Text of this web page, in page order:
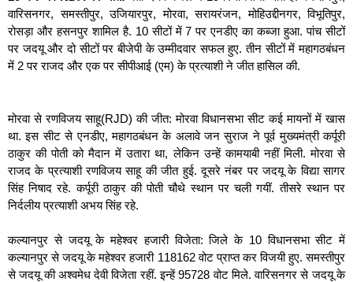
वारिसनगर, समस्तीपुर, उजियारपुर, मोरवा, सरायरंजन, मोहिउद्दीनगर, विभूतिपुर,
रोसड़ा और हसनपुर शामिल है. 10 सीटों में 7 पर एनडीए का कब्जा हुआ. पांच सीटों
पर जदयू और दो सीटों पर बीजेपी के उम्मीदवार सफल हुए. तीन सीटों में महागठबंधन
में 2 पर राजद और एक पर सीपीआई (एम) के प्रत्याशी ने जीत हासिल की.
मोरवा से रणविजय साहू(RJD) की जीत: मोरवा विधानसभा सीट कई मायनों में खास
था. इस सीट से एनडीए, महागठबंधन के अलावे जन सुराज ने पूर्व मुख्यमंत्री कर्पूरी
ठाकुर की पोती को मैदान में उतारा था, लेकिन उन्हें कामयाबी नहीं मिली. मोरवा से
राजद के प्रत्याशी रणविजय साहू की जीत हुई. दूसरे नंबर पर जदयू के विद्या सागर
सिंह निषाद रहे. कर्पूरी ठाकुर की पोती चौथे स्थान पर चली गयीं. तीसरे स्थान पर
निर्दलीय प्रत्याशी अभय सिंह रहे.
कल्यानपुर से जदयू के महेश्वर हजारी विजेता: जिले के 10 विधानसभा सीट में
कल्यानपुर से जदयू के महेश्वर हजारी 118162 वोट प्राप्त कर विजयी हुए. समस्तीपुर
से जदयू की अश्वमेध देवी विजेता रहीं. इन्हें 95728 वोट मिले. वारिसनगर से जदयू के